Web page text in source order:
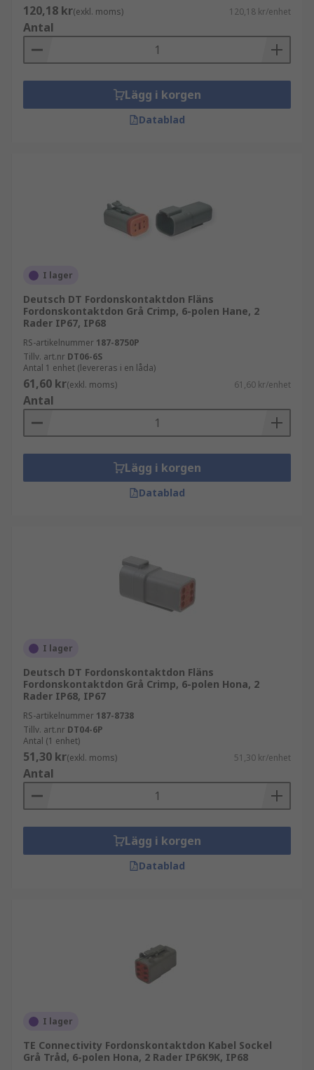
Se också
[Kablage]( https://se.rs-
online.com/web/c/cables-wires/ Industriella
online.com/web/c/conne)
Industriella kontaktdon
120,18 kr(exkl. moms) 120,18 kr/enhet
Antal
Lägg i korgen
Datablad
I lager
Deutsch DT Fordonskontaktdon Fläns
Fordonskontaktdon Grå Crimp, 6-polen Hane, 2
Rader IP67, IP68
RS-artikelnummer 187-8750P
Tillv. art.nr DT06-6S
Antal 1 enhet (levereras i en låda)
61,60 kr(exkl. moms) 61,60 kr/enhet
Antal
Lägg i korgen
Datablad
I lager
Deutsch DT Fordonskontaktdon Fläns
Fordonskontaktdon Grå Crimp, 6-polen Hona, 2
Rader IP68, IP67
RS-artikelnummer 187-8738
Tillv. art.nr DT04-6P
Antal (1 enhet)
51,30 kr(exkl. moms) 51,30 kr/enhet
Antal
Lägg i korgen
Datablad
I lager
TE Connectivity Fordonskontaktdon Kabel Sockel
Grå Tråd, 6-polen Hona, 2 Rader IP6K9K, IP68